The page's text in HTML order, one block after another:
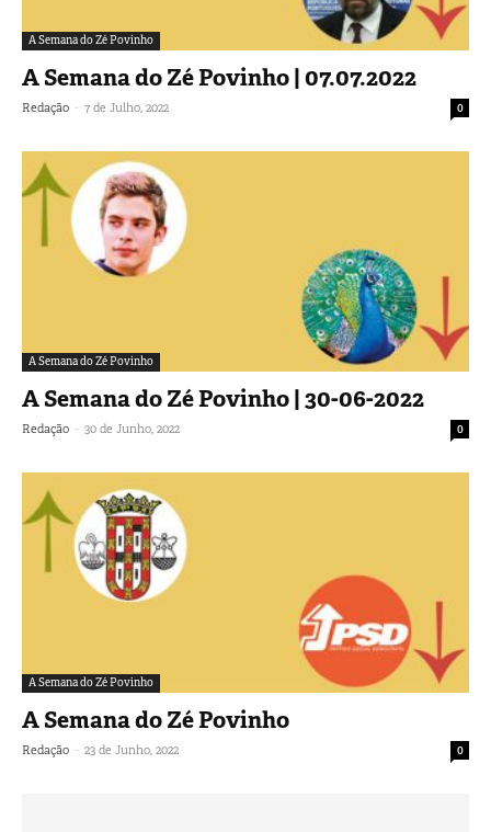
A Semana do Zé Povinho
A Semana do Zé Povinho | 07.07.2022
Redação - 7 de Julho, 2022 0
A Semana do Zé Povinho
A Semana do Zé Povinho | 30-06-2022
Redação - 30 de Junho, 2022 0
A Semana do Zé Povinho
A Semana do Zé Povinho
Redação - 23 de Junho, 2022 0